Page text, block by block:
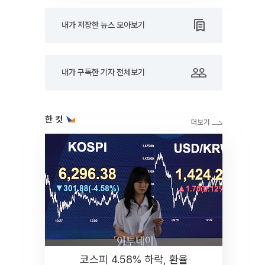
내가 저장한 뉴스 모아보기
내가 구독한 기자 전체보기
한 컷
코스피 4.58% 하락, 환율